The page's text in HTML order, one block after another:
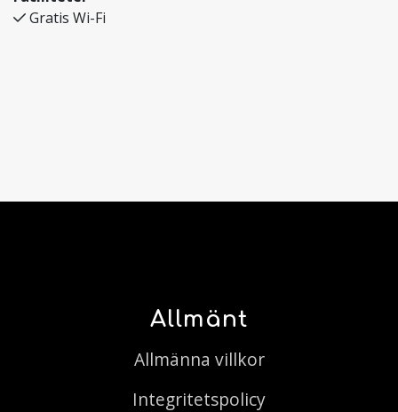
Gratis Wi-Fi
Allmänt
Allmänna villkor
Integritetspolicy